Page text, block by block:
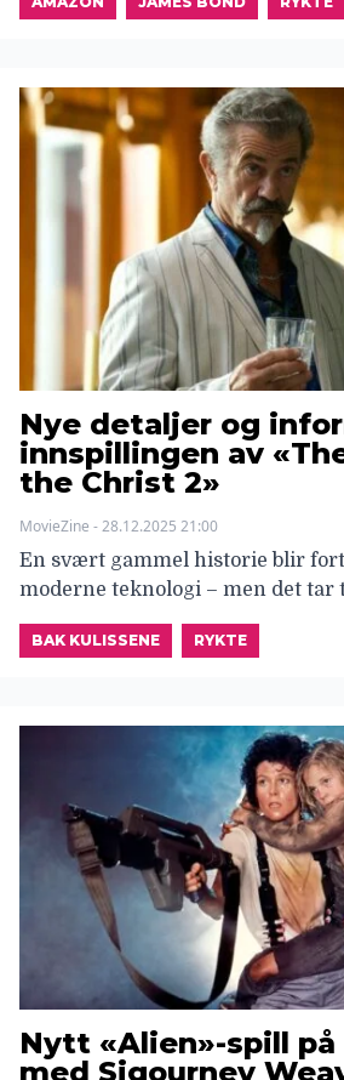
Nye detaljer og
innspillingen av
the Christ 2»
MovieZine - 28.12.2025 21:00
En svært gammel historie blir
moderne teknologi – men det tar
BAK KULISSENE RYKTE
Nytt «Alien»-spill på
med Sigourney